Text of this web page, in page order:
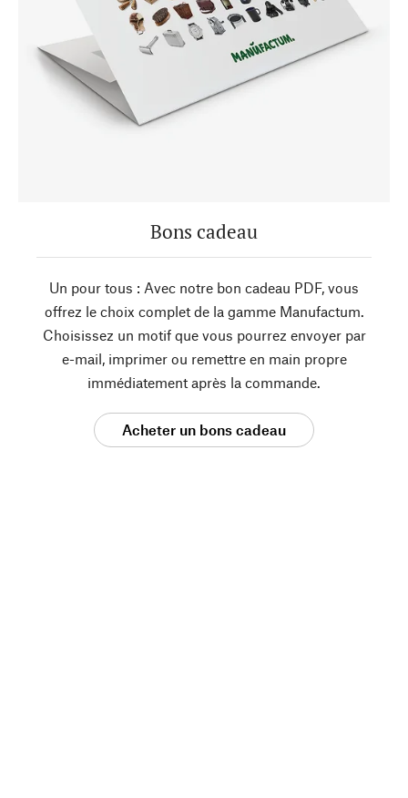
Bons cadeau
Un pour tous : Avec notre bon cadeau PDF, vous
offrez le choix complet de la gamme Manufactum.
Choisissez un motif que vous pourrez envoyer par
e-mail, imprimer ou remettre en main propre
immédiatement après la commande.
Acheter un bons cadeau